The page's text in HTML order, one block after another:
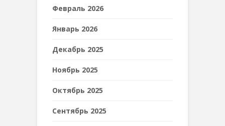
Февраль 2026
Январь 2026
Декабрь 2025
Ноябрь 2025
Октябрь 2025
Сентябрь 2025